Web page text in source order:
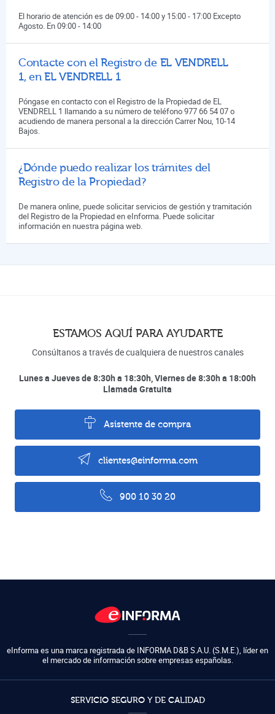
El horario de atención es de 09:00 - 14:00 y 15:00 - 17:00 Excepto
Agosto. En 09:00 - 14:00
Contacte con el Registro de EL VENDRELL
1, en EL VENDRELL 1
Póngase en contacto con el Registro de la Propiedad de EL
VENDRELL 1 llamando a su número de teléfono 977 66 54 07 o
acudiendo de manera personal a la dirección Carrer Nou, 10-14
Bajos.
¿Dónde puedo realizar los trámites del
Registro de la Propiedad?
De manera online, puede solicitar servicios de gestión y tramitación
del Registro de la Propiedad en eInforma. Puede solicitar
información en nuestra página web.
ESTAMOS AQUÍ PARA AYUDARTE
Consúltanos a través de cualquiera de nuestros canales
Lunes a Jueves de 8:30h a 18:30h, Viernes de 8:30h a 18:00h
Llamada Gratuita
Asistente de compra
clientes@einforma.com
900 10 30 20
eInforma es una marca registrada de INFORMA D&B S.A.U. (S.M.E.), líder en
el mercado de información sobre empresas españolas.
SERVICIO SEGURO Y DE CALIDAD